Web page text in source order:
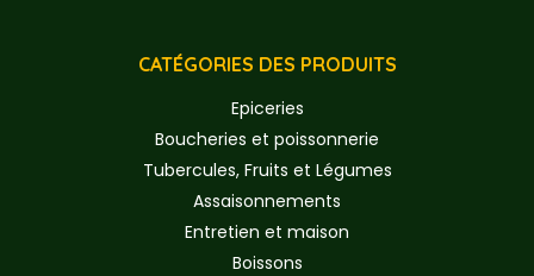
CATÉGORIES DES PRODUITS
Epiceries
Boucheries et poissonnerie
Tubercules, Fruits et Légumes
Assaisonnements
Entretien et maison
Boissons